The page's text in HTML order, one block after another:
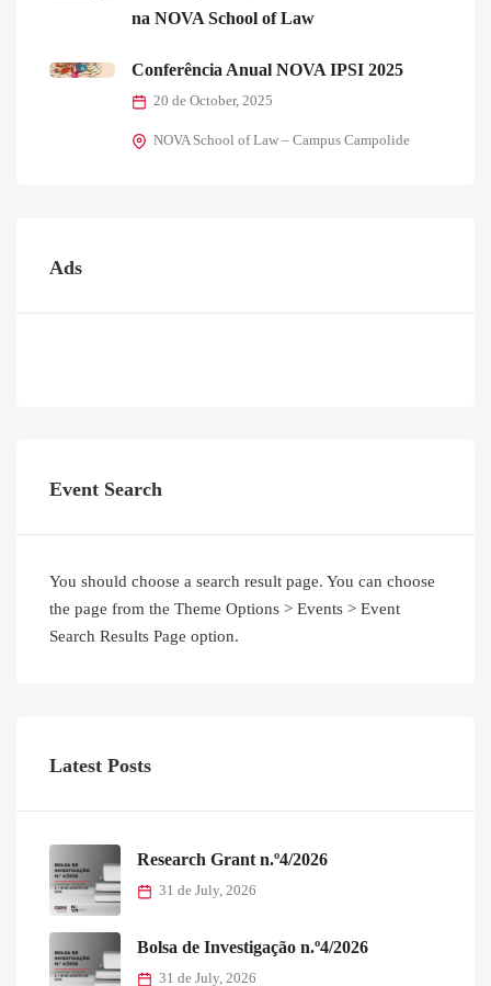
na NOVA School of Law
Conferência Anual NOVA IPSI 2025
20 de October, 2025
NOVA School of Law – Campus Campolide
Ads
Event Search
You should choose a search result page. You can choose
the page from the Theme Options > Events > Event
Search Results Page option.
Latest Posts
Research Grant n.º4/2026
31 de July, 2026
Bolsa de Investigação n.º4/2026
31 de July, 2026